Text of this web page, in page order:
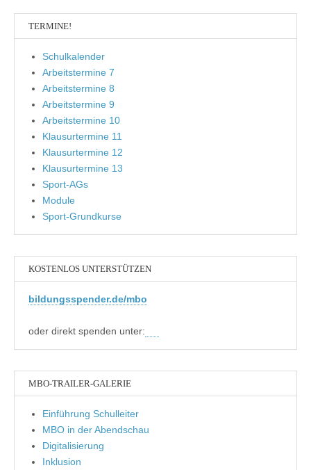
TERMINE!
Schulkalender
Arbeitstermine 7
Arbeitstermine 8
Arbeitstermine 9
Arbeitstermine 10
Klausurtermine 11
Klausurtermine 12
Klausurtermine 13
Sport-AGs
Module
Sport-Grundkurse
KOSTENLOS UNTERSTÜTZEN
bildungsspender.de/mbo
oder direkt spenden unter:
MBO-TRAILER-GALERIE
Einführung Schulleiter
MBO in der Abendschau
Digitalisierung
Inklusion